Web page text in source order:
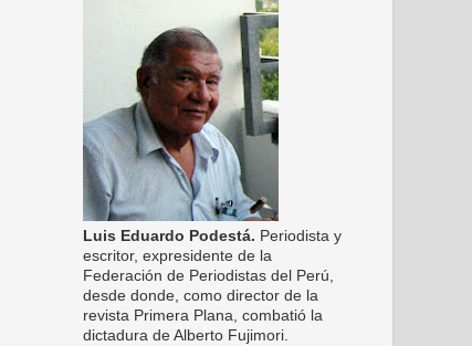
Luis Eduardo Podestá. Periodista y
escritor, expresidente de la
Federación de Periodistas del Perú,
desde donde, como director de la
revista Primera Plana, combatió la
dictadura de Alberto Fujimori.